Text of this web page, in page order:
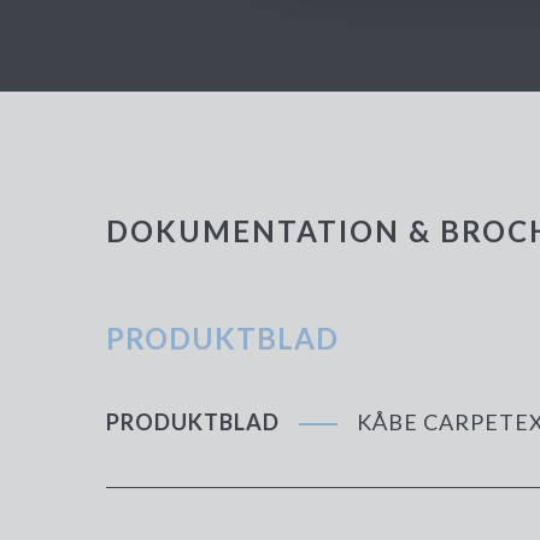
DOKUMENTATION &
PRODUKTBLAD
PRODUKTBLAD KÅBE